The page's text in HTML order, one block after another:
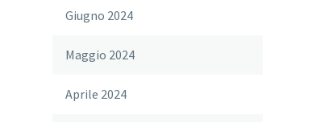
Giugno 2024
Maggio 2024
Aprile 2024